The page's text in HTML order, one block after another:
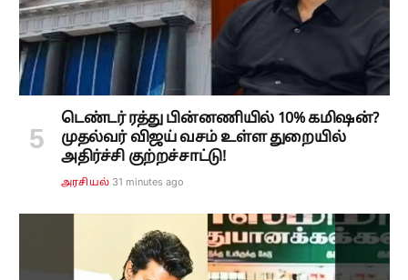
டெண்டர் ரத்து பின்னணியில் 10% கமிஷன்?
முதல்வர் விஜய் வசம் உள்ள துறையில்
அதிர்ச்சி குற்றச்சாட்டு!
அரசியல் 31 minutes ago